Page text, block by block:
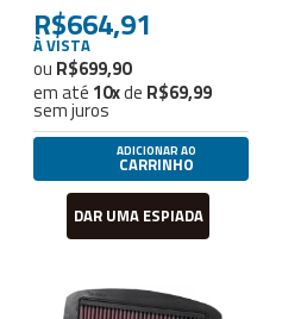
R$664,91
À VISTA
R$699,90
em até 10xde R$69,99
sem juros
ADICIONAR AO
CARRINHO
DAR UMA ESPIADA